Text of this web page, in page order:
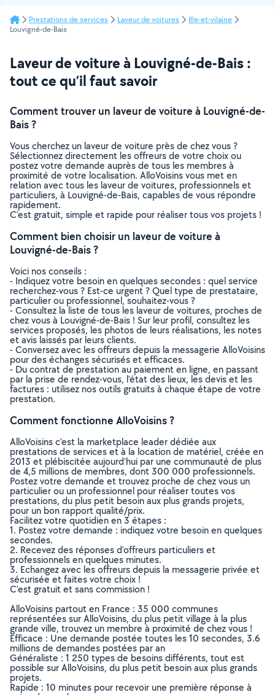
Prestations de services Laveur de voitures
Ille-et-vilaine
Louvigné-de-Bais
Laveur de voiture à Louvigné-de-Bais :
tout ce qu’il faut savoir
Comment trouver un laveur de voiture à Louvigné-de-
Bais ?
Vous cherchez un laveur de voiture près de chez vous ?
Sélectionnez directement les offreurs de votre choix ou
postez votre demande auprès de tous les membres à
proximité de votre localisation. AlloVoisins vous met en
relation avec tous les laveur de voitures, professionnels et
particuliers, à Louvigné-de-Bais, capables de vous répondre
rapidement.
C’est gratuit, simple et rapide pour réaliser tous vos projets !
Comment bien choisir un laveur de voiture à
Louvigné-de-Bais ?
Voici nos conseils :
- Indiquez votre besoin en quelques secondes : quel service
recherchez-vous ? Est-ce urgent ? Quel type de prestataire,
particulier ou professionnel, souhaitez-vous ?
- Consultez la liste de tous les laveur de voitures, proches de
chez vous à Louvigné-de-Bais ! Sur leur profil, consultez les
services proposés, les photos de leurs réalisations, les notes
et avis laissés par leurs clients.
- Conversez avec les offreurs depuis la messagerie AlloVoisins
pour des échanges sécurisés et efficaces.
- Du contrat de prestation au paiement en ligne, en passant
par la prise de rendez-vous, l’état des lieux, les devis et les
factures : utilisez nos outils gratuits à chaque étape de votre
prestation.
Comment fonctionne AlloVoisins ?
AlloVoisins c’est la marketplace leader dédiée aux
prestations de services et à la location de matériel, créée en
2013 et plébiscitée aujourd’hui par une communauté de plus
de 4,5 millions de membres, dont 300 000 professionnels.
Postez votre demande et trouvez proche de chez vous un
particulier ou un professionnel pour réaliser toutes vos
prestations, du plus petit besoin aux plus grands projets,
pour un bon rapport qualité/prix.
Facilitez votre quotidien en 3 étapes :
1. Postez votre demande : indiquez votre besoin en quelques
secondes.
2. Recevez des réponses d’offreurs particuliers et
professionnels en quelques minutes.
3. Echangez avec les offreurs depuis la messagerie privée et
sécurisée et faites votre choix !
C’est gratuit et sans commission !
AlloVoisins partout en France : 35 000 communes
représentées sur AlloVoisins, du plus petit village à la plus
grande ville, trouvez un membre à proximité de chez vous !
Efficace : Une demande postée toutes les 10 secondes, 3.6
millions de demandes postées par an
Généraliste : 1 250 types de besoins différents, tout est
possible sur AlloVoisins, du plus petit besoin aux plus grands
projets.
Rapide : 10 minutes pour recevoir une première réponse à